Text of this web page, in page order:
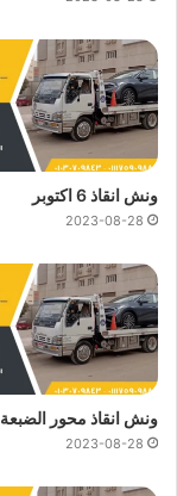
ونش انقاذ 6 اكتوبر
2023-08-28
ونش انقاذ محور الضبعة
2023-08-28